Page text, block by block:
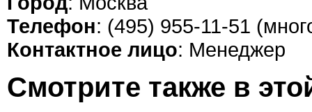
Телефон: (495) 955-11-51
Контактное лицо: Менеджер
Смотрите также в